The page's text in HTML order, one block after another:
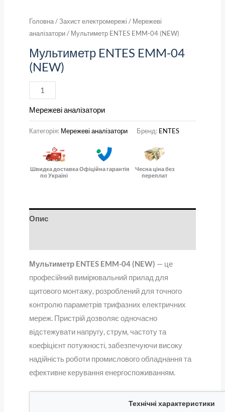
Головна/Захист електромережі / Мережеві
аналізатори/ Мультиметр ENTES EMM-04 (NEW)
Мультиметр ENTES EMM-04
(NEW)
Мережеві аналізатори
Категорія: Мережеві аналізатори Бренд: ENTES
Швидка доставка
по Україні
Офіційна гарантія
Чесна ціна без
переплат
Опис
Мультиметр ENTES EMM-04 (NEW) — це
професійний вимірювальний прилад для
щитового монтажу, розроблений для точного
контролю параметрів трифазних електричних
мереж. Пристрій дозволяє одночасно
відстежувати напругу, струм, частоту та
коефіцієнт потужності, забезпечуючи високу
надійність роботи промислового обладнання та
ефективне керування енергоспоживанням.
Технічні характеристики